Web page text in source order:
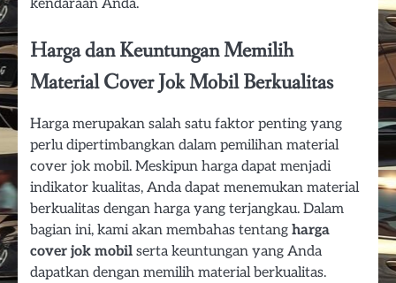
Harga dan Keuntungan Memilih
Material Cover Jok Mobil Berkualitas
Harga merupakan salah satu faktor penting yang
perlu dipertimbangkan dalam pemilihan material
cover jok mobil. Meskipun harga dapat menjadi
indikator kualitas, Anda dapat menemukan material
berkualitas dengan harga yang terjangkau. Dalam
bagian ini, kami akan membahas tentang harga
cover jok mobil serta keuntungan yang Anda
dapatkan dengan memilih material berkualitas.